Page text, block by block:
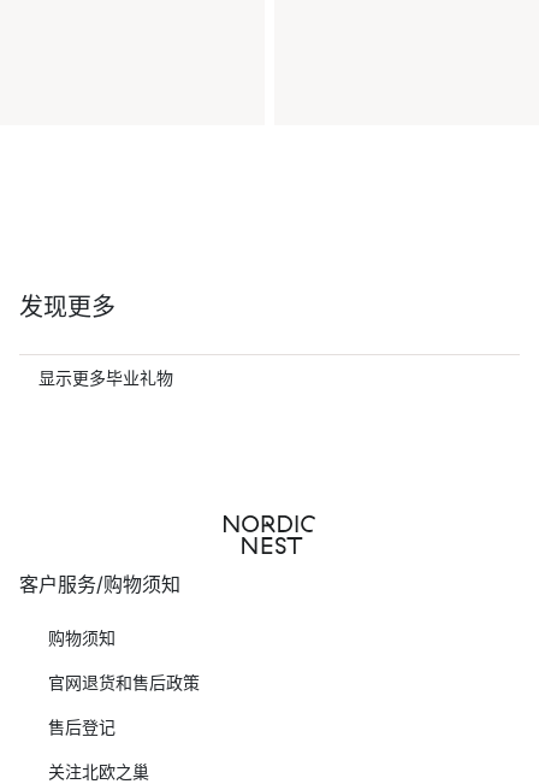
发现更多
显示更多毕业礼物
客户服务/购物须知
购物须知
官网退货和售后政策
售后登记
关注北欧之巢